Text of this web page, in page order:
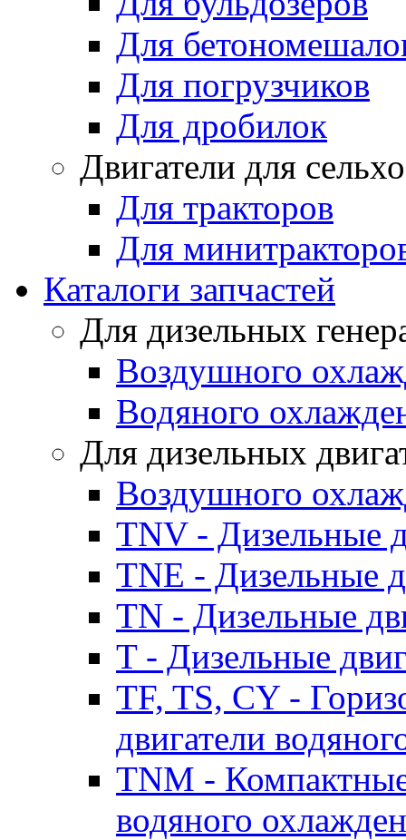
Для
Для погрузчиков
Для дробилок
Двигатели для
Для тракторов
Для
Каталоги запчастей
Для дизельных
Воздушного
Водяного
Для дизельных
Воздушного
TNV - Дизельные
TNE - Дизельные
TN - Дизельные
T - Дизельные
TF, TS, CY -
двигатели
TNM -
водяного